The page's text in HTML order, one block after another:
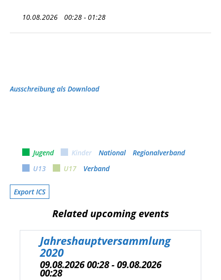
10.08.2026 00:28 - 01:28
Ausschreibung als Download
Jugend Kinder National
Regionalverband
U13
U17 Verband
Export ICS
Related upcoming events
Jahreshauptversammlung
2020
09.08.2026 00:28 - 09.08.2026
00:28